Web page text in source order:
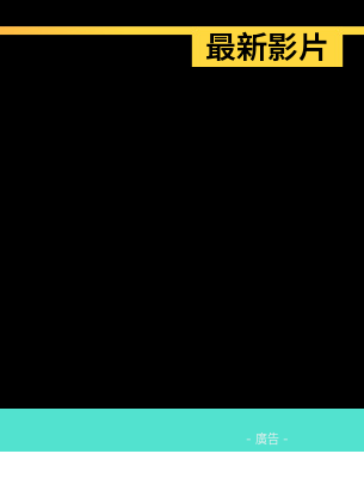
最新影片
- 廣告 -